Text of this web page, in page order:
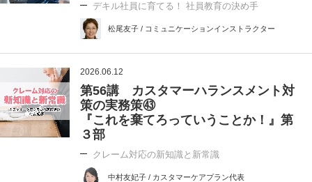
デキル社員に育てる！ 社員教育の決め手
松尾友子 / コミュニケーションインストラクター
2026.06.12
第56講 カスタマーハランスメント対
策の実務策㊸
『これを棄てろっていうことか！』第
３部
クレーム対応の新知識と新常識
中村友妃子 / カスタマーケアプラン代表